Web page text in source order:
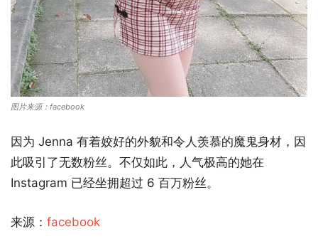
图片来源：facebook
因为 Jenna 有着姣好的外貌和令人羡慕的魔鬼身材，因
此吸引了无数粉丝。不仅如此，人气极高的她在
Instagram 已经坐拥超过 6 百万粉丝。
来源： facebook